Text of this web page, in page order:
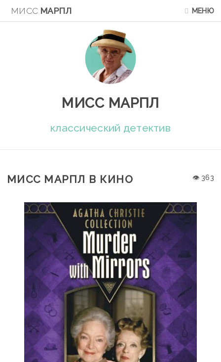
МИСС МАРПЛ МЕНЮ
МИСС МАРПЛ
классический детектив
👁 363
МИСС МАРПЛ В КИНО